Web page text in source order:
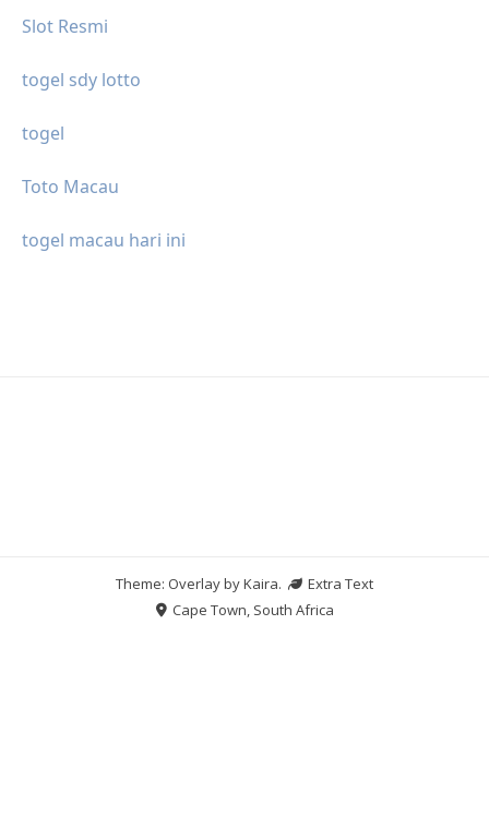
Slot Resmi
togel sdy lotto
togel
Toto Macau
togel macau hari ini
Theme: Overlay byKaira.
Extra Text
Cape Town, South Africa